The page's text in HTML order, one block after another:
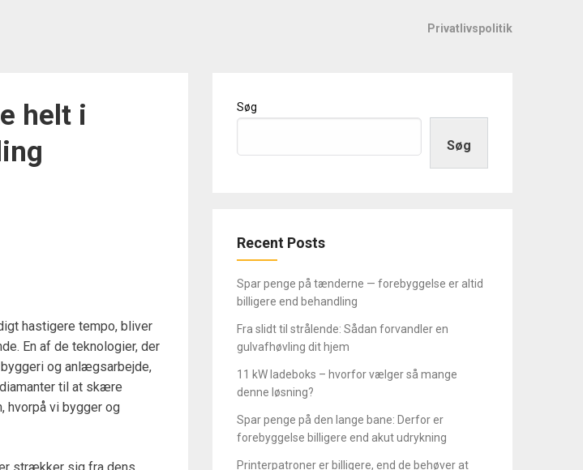
Privatlivspolitik
helt i
hastigere tempo, bliver
En af de teknologier, der
og anlægsarbejde,
til at skære
hvorpå vi bygger og
Søg
Søg
Recent Posts
Spar penge på tænderne — forebyggelse er altid
billigere end behandling
Fra slidt til strålende: Sådan forvandler en
gulvafhøvling dit hjem
11 kW ladeboks – hvorfor vælger så mange
denne løsning?
Spar penge på den lange bane: Derfor er
forebyggelse billigere end akut udrykning
Printerpatroner er billigere, end de behøver at